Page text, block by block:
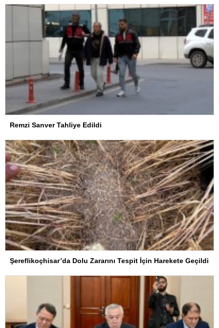
Remzi Sanver Tahliye Edildi
Şereflikoçhisar’da Dolu Zararını Tespit İçin Harekete Geçildi